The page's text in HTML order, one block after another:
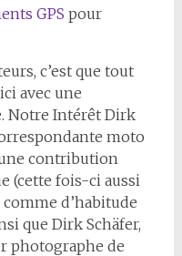
GPS pour
c’est que tout
avec une
Notre Intérêt Dirk
moto
contribution
(cette fois-ci aussi
d’habitude
que Dirk Schäfer,
photographe de